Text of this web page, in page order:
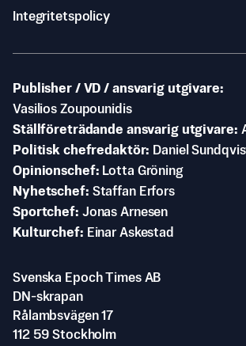
Integritetspolicy
Publisher / VD / ansvarig utgivare
Vasilios Zoupounidis
Ställföreträdande ansvarig utgivare
Politisk chefredaktör
Daniel
Opinionschef
Lotta Gröning
Nyhetschef Staffan Erfors
Sportchef Jonas Arnesen
Kulturchef
Einar Askestad
Svenska Epoch Times AB
DN-skrapan
Rålambsvägen 17
112 59 Stockholm